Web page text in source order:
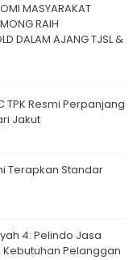
MASYARAKAT
RAIH
DALAM AJANG TJSL &
TPK Resmi Perpanjang
Jakut
Terapkan Standar
4: Pelindo Jasa
Pelanggan